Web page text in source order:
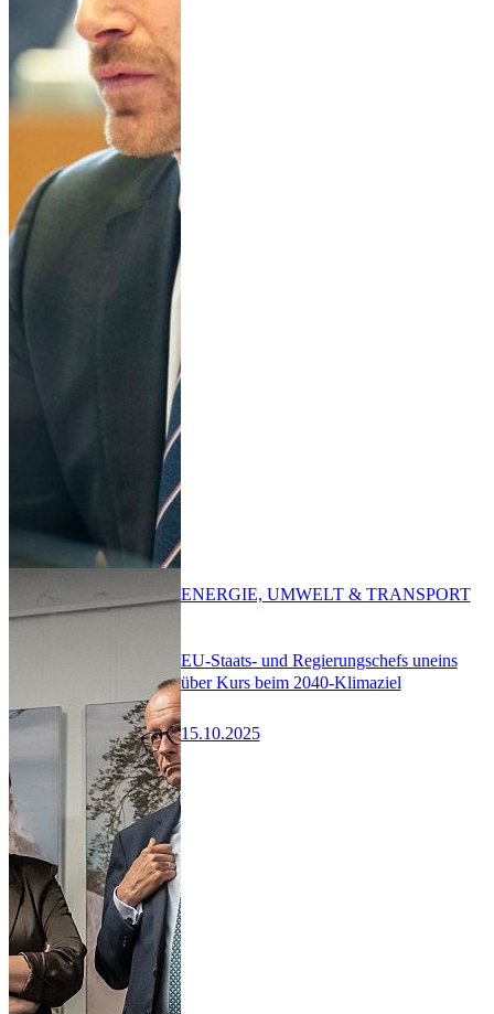
EU-Staats- und Regierungschefs uneins
über Kurs beim 2040-Klimaziel
15.10.2025
ENERGIE, UMWELT & TRANSPORT